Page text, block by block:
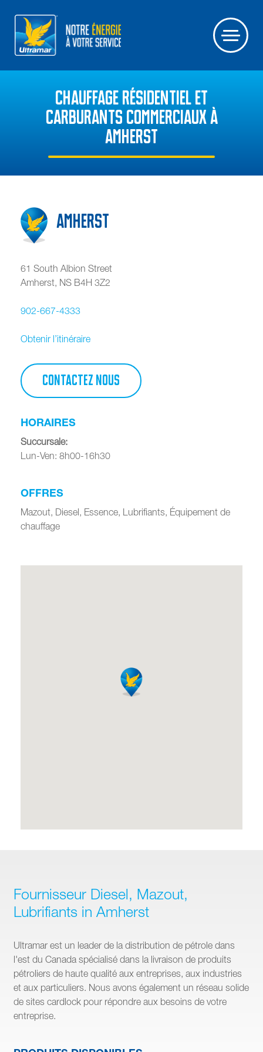
CHAUFFAGE RÉSIDENTIEL ET
CARBURANTS COMMERCIAUX À
AMHERST
Amherst
61 South Albion Street
Amherst NS B4H 3Z2
902-667-4333
Obtenir l’itinéraire
CONTACTEZ NOUS
HORAIRES
Succursale:
Lun-Ven: 8h00-16h30
OFFRES
Mazout, Diesel, Essence, Lubrifiants, Équipement de
chauffage
Fournisseur Diesel, Mazout,
Lubrifiants in Amherst
Ultramar est un leader de la distribution de pétrole dans
l'est du Canada spécialisé dans la livraison de produits
pétroliers de haute qualité aux entreprises, aux industries
et aux particuliers. Nous avons également un réseau solide
de sites cardlock pour répondre aux besoins de votre
entreprise.